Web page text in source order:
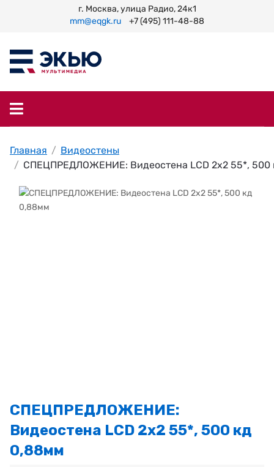
г. Москва, улица Радио, 24к1
mm@eqgk.ru
+7 (495) 111-48-88
Главная
Видеостены
СПЕЦПРЕДЛОЖЕНИЕ: Видеостена LCD 2x2 55*, 500
СПЕЦПРЕДЛОЖЕНИЕ:
Видеостена LCD 2x2 55*, 500 кд
0,88мм